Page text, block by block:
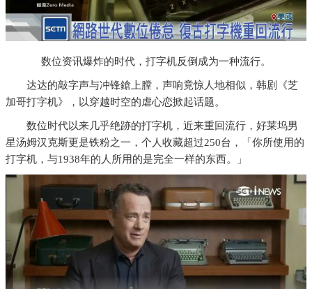
数位资讯爆炸的时代，打字机反倒成为一种流行。
达达的敲字声与冲锋鎗上膛，声响竟惊人地相似，韩剧《芝
加哥打字机》，以穿越时空的虐心恋掀起话题。
数位时代以来几乎绝跡的打字机，近来重回流行，好莱坞男
星汤姆汉克斯更是铁粉之一，个人收藏超过250台，「你所使用的
打字机，与1938年的人所用的是完全一样的东西。」